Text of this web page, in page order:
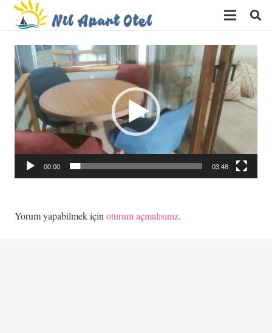
Video
oynatıcı
00:00 03:48
Yorum yapabilmek için oturum açmalısınız.